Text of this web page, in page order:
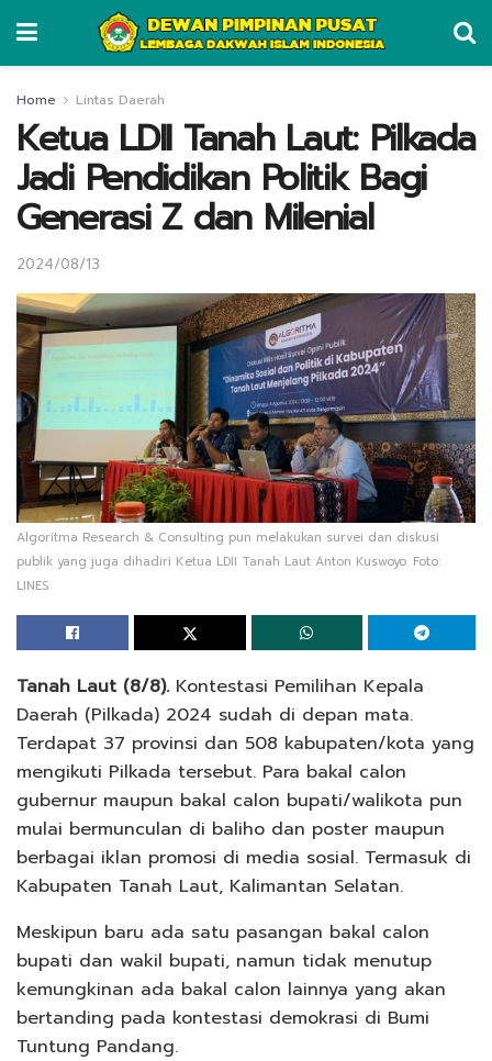
Home Lintas Daerah
Ketua LDII Tanah Laut: Pilkada
Jadi Pendidikan Politik Bagi
Generasi Z dan Milenial
2024/08/13
Algoritma Research & Consulting pun melakukan survei dan diskusi
publik yang juga dihadiri Ketua LDII Tanah Laut Anton Kuswoyo. Foto:
LINES.
Tanah Laut (8/8).Kontestasi Pemilihan Kepala
Daerah (Pilkada) 2024 sudah di depan mata.
Terdapat 37 provinsi dan 508 kabupaten/kota yang
mengikuti Pilkada tersebut. Para bakal calon
gubernur maupun bakal calon bupati/walikota pun
mulai bermunculan di baliho dan poster maupun
berbagai iklan promosi di media sosial. Termasuk di
Kabupaten Tanah Laut, Kalimantan Selatan.
Meskipun baru ada satu pasangan bakal calon
bupati dan wakil bupati, namun tidak menutup
kemungkinan ada bakal calon lainnya yang akan
bertanding pada kontestasi demokrasi di Bumi
Tuntung Pandang.